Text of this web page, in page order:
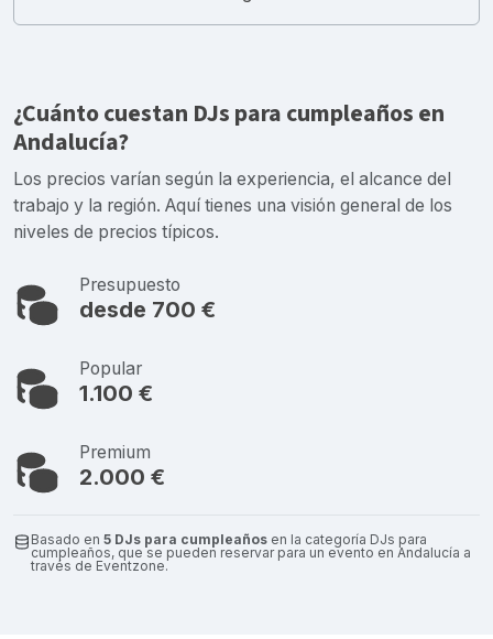
¿Cuánto cuestan DJs para cumpleaños en
Andalucía?
Los precios varían según la experiencia, el alcance del
trabajo y la región. Aquí tienes una visión general de los
niveles de precios típicos.
Presupuesto
desde 700 €
Popular
1.100 €
Premium
2.000 €
Basado en 5 DJs para cumpleaños en la categoría DJs para
cumpleaños, que se pueden reservar para un evento en Andalucía a
través de Eventzone.